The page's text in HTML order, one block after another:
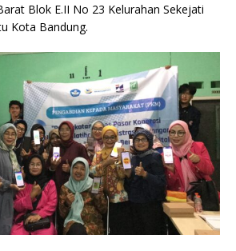
Blok E.II No 23 Kelurahan Sekejati
Kota Bandung.